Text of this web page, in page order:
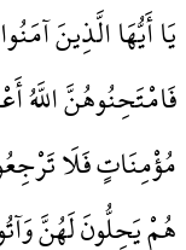
يَا أَيُّهَا الَّذِينَ
فَامْتَحِنُوهُنَّ اللَّهُ
مُؤْمِنَاتٍ فَلَا
هُمْ يَحِلُّونَ لَهُنَّ